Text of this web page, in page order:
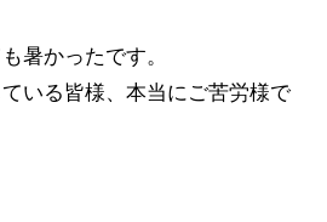
暑かったです。
いる皆様、本当にご苦労様で